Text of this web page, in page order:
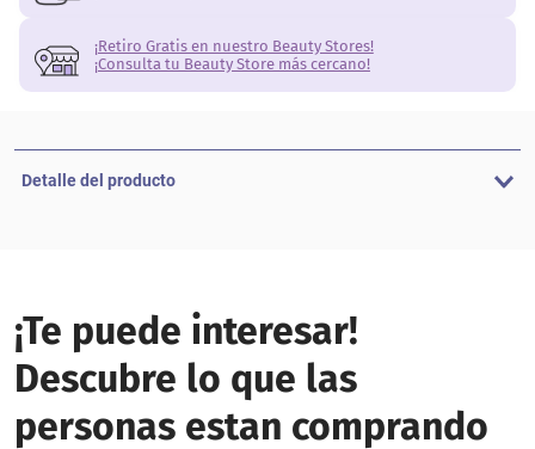
¡Retiro Gratis en nuestro Beauty Stores!
¡Consulta tu Beauty Store más cercano!
Detalle del producto
¡Te puede interesar!
Descubre lo que las
personas estan comprando